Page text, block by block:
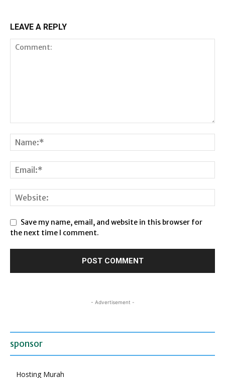
LEAVE A REPLY
Save my name, email, and website in this browser for
the next time I comment.
- Advertisement -
sponsor
Hosting Murah